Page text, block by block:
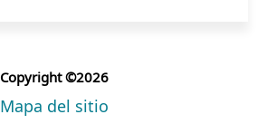
Copyright ©2026
Mapa del sitio